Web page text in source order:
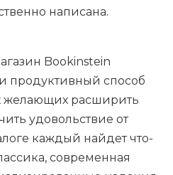
написана.
Bookinstein
продуктивный способ
желающих расширить
удовольствие от
каждый найдет что-
современная